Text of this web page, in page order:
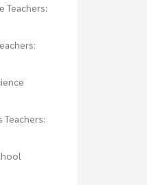
Teachers: